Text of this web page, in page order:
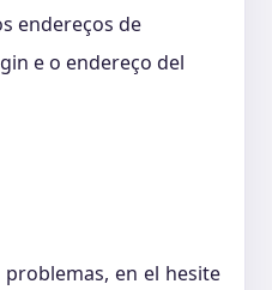
endereços de
e o endereço del
en el hesite